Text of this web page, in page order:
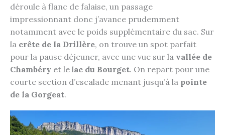
déroule à flanc de falaise, un passage
impressionnant donc j’avance prudemment
notamment avec le poids supplémentaire du sac. Sur
la crête de la Drillère, on trouve un spot parfait
pour la pause déjeuner, avec une vue sur la vallée de
Chambéry et le lac du Bourget. On repart pour une
courte section d’escalade menant jusqu’à la pointe
de la Gorgeat.